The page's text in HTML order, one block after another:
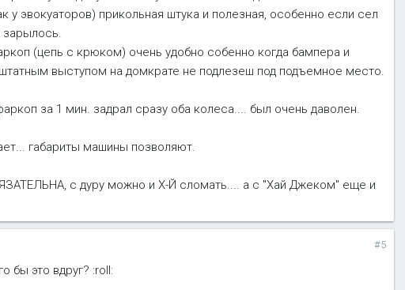
у эвокуаторов) прикольная штука и полезная, особенно если сел
зарылось.
(цепь с крюком) очень удобно собенно когда бампера и
выступом на домкрате не подлезеш под подъемное место.
за 1 мин. задрал сразу оба колеса.... был очень даволен.
габариты машины позволяют.
с дуру можно и Х-Й сломать.... а с "Хай Джеком" еще и
#5
бы это вдруг? :roll: